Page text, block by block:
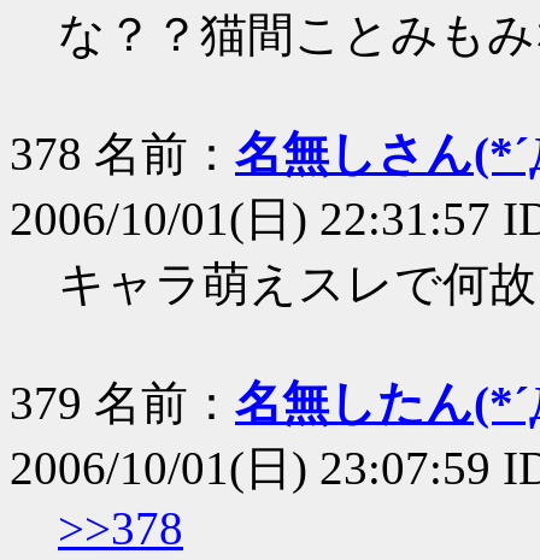
な？？猫間ことみも
378 名前： 名無しさん
2006/10/01(日) 22:31:57
キャラ萌えスレで何
379 名前： 名無したん
2006/10/01(日) 23:07:59
>>378